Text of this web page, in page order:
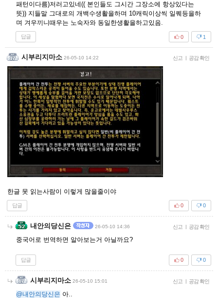
패턴이다름)저러고있네(( 본인들도 그시간 그장소에 항상있다는
뜻)) 지들말 그대로의 개백수생활을하며 10캐릭이상씩 일퀘등을하
며 겨우끼니때우는 노숙자와 동일한생활을하고있음.
답글 1
0
시부리지마소 26-05-10 14:22 신고 | 공감 확인
한글 못 읽는사람이 이렇게 많을줄이야
답글 0
0
내안의당신은 26-05-10 14:36 신고 | 공감 확인
중국어로 번역하면 알아보는거 아닐까요?
답글 0
0
시부리지마소 26-05-10 15:01 신고 | 공감 확인
@내안의당신은 아..